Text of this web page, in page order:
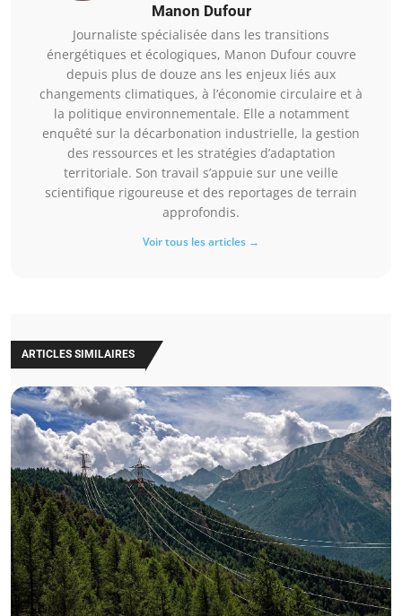
Manon Dufour
Journaliste spécialisée dans les transitions
énergétiques et écologiques, Manon Dufour couvre
depuis plus de douze ans les enjeux liés aux
changements climatiques, à l’économie circulaire et à
la politique environnementale. Elle a notamment
enquêté sur la décarbonation industrielle, la gestion
des ressources et les stratégies d’adaptation
territoriale. Son travail s’appuie sur une veille
scientifique rigoureuse et des reportages de terrain
approfondis.
Voir tous les articles →
ARTICLES SIMILAIRES